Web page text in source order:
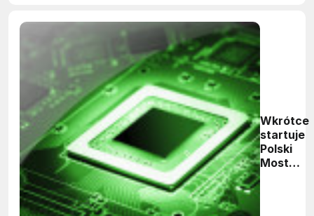
Wkrótce
startuje
Polski
Most